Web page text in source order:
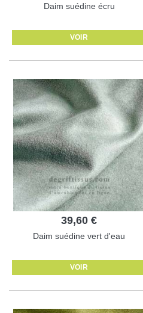
Daim suédine écru
VOIR
39,60 €
Daim suédine vert d'eau
VOIR